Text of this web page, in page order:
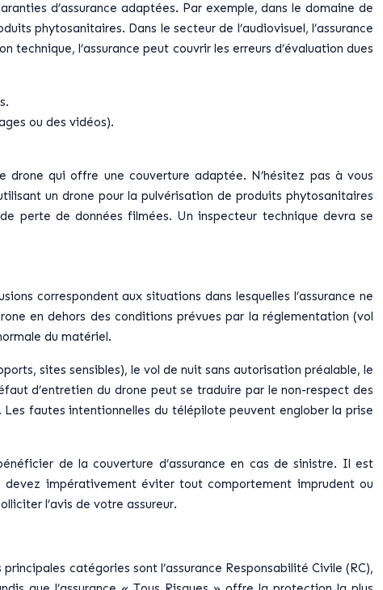
d’assurance adaptées. Par exemple, dans le domaine de
phytosanitaires. Dans le secteur de l’audiovisuel, l’assurance
technique, l’assurance peut couvrir les erreurs d’évaluation dues
ou des vidéos).
qui offre une couverture adaptée. N’hésitez pas à vous
un drone pour la pulvérisation de produits phytosanitaires
perte de données filmées. Un inspecteur technique devra se
correspondent aux situations dans lesquelles l’assurance ne
en dehors des conditions prévues par la réglementation (vol
du matériel.
sites sensibles), le vol de nuit sans autorisation préalable, le
d’entretien du drone peut se traduire par le non-respect des
fautes intentionnelles du télépilote peuvent englober la prise
de la couverture d’assurance en cas de sinistre. Il est
impérativement éviter tout comportement imprudent ou
l’avis de votre assureur.
catégories sont l’assurance Responsabilité Civile (RC),